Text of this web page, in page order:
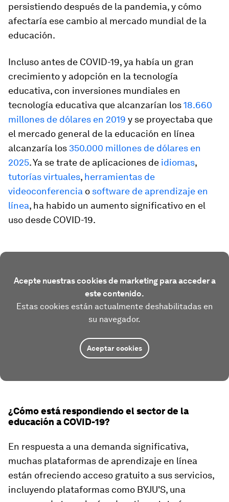
persistiendo después de la pandemia, y cómo
afectaría ese cambio al mercado mundial de la
educación.
Incluso antes de COVID-19, ya había un gran
crecimiento y adopción en la tecnología
educativa, con inversiones mundiales en
tecnología educativa que alcanzarían los18.660
millones de dólares en 2019 y se proyectaba que
el mercado general de la educación en línea
alcanzaría los 350.000 millones de dólares en
2025. Ya se trate de aplicaciones de idiomas,
tutorías virtuales, herramientas de
videoconferencia o software de aprendizaje en
línea, ha habido un aumento significativo en el
uso desde COVID-19.
Acepte nuestras cookies de marketing para acceder a
este contenido.
Estas cookies están actualmente deshabilitadas en
su navegador.
Aceptar cookies
¿Cómo está respondiendo el sector de la
educación a COVID-19?
En respuesta a una demanda significativa,
muchas plataformas de aprendizaje en línea
están ofreciendo acceso gratuito a sus servicios,
incluyendo plataformas como BYJU'S, una